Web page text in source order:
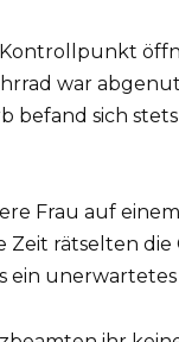
war
befand sich
Frau auf
Zeit rätselten
ein